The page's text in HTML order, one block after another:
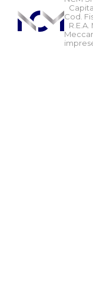
Cod.
R.E.A.